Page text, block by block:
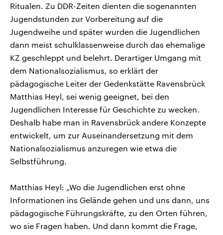
Ritualen. Zu DDR-Zeiten dienten die sogenannten
Jugendstunden zur Vorbereitung auf die
Jugendweihe und später wurden die Jugendlichen
dann meist schulklassenweise durch das ehemalige
KZ geschleppt und belehrt. Derartiger Umgang mit
dem Nationalsozialismus, so erklärt der
pädagogische Leiter der Gedenkstätte Ravensbrück
Matthias Heyl, sei wenig geeignet, bei den
Jugendlichen Interesse für Geschichte zu wecken.
Deshalb habe man in Ravensbrück andere Konzepte
entwickelt, um zur Auseinandersetzung mit dem
Nationalsozialismus anzuregen wie etwa die
Selbstführung.
Matthias Heyl: „Wo die Jugendlichen erst ohne
Informationen ins Gelände gehen und uns dann, uns
pädagogische Führungskräfte, zu den Orten führen,
wo sie Fragen haben. Und dann kommt die Frage,